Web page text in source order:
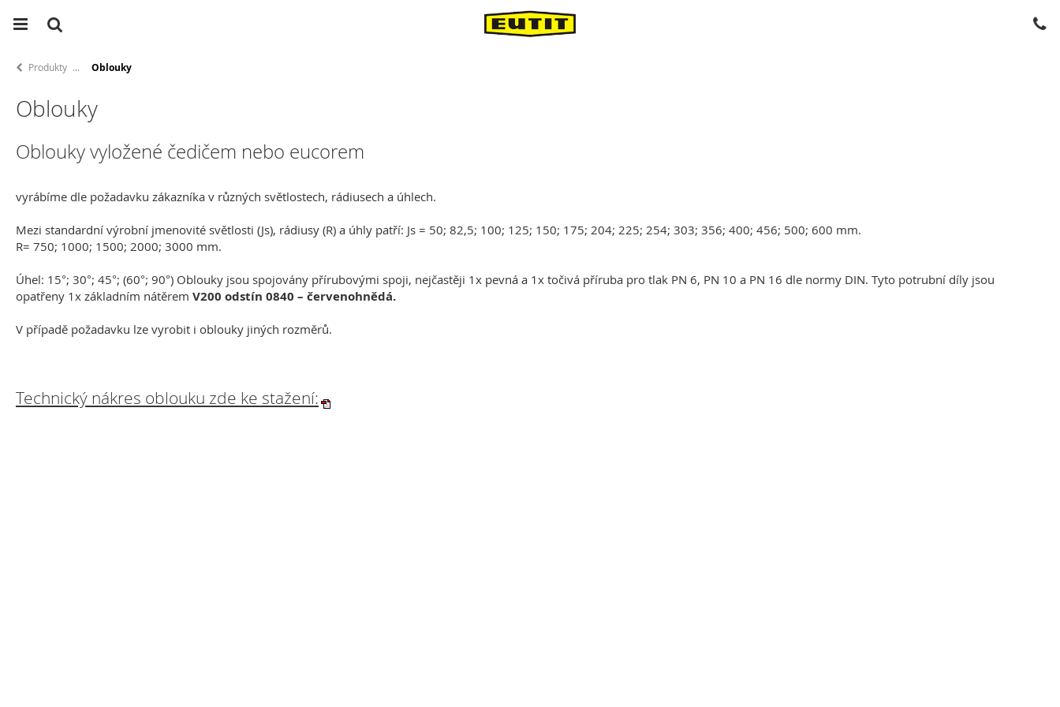
Produkty Oblouky
Oblouky
Oblouky vyložené čedičem nebo eucorem
vyrábíme dle požadavku zákazníka v různých světlostech, rádiusech a úhlech.
Mezi standardní výrobní jmenovité světlosti (Js), rádiusy (R) a úhly patří: Js = 50; 82,5; 100; 125; 150; 175; 204; 225; 254; 303; 356; 400; 456; 500; 600 mm.
R= 750; 1000; 1500; 2000; 3000 mm.
Úhel: 15°; 30°; 45°; (60°; 90°) Oblouky jsou spojovány přírubovými spoji, nejčastěji 1x pevná a 1x točivá příruba pro tlak PN 6, PN 10 a PN 16 dle normy DIN. Tyto potrubní díly jsou
opatřeny 1x základním nátěrem V200 odstín 0840 – červenohnědá.
V případě požadavku lze vyrobit i oblouky jiných rozměrů.
Technický nákres oblouku zde ke stažení: